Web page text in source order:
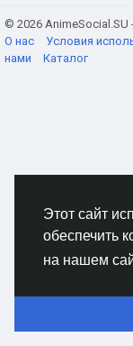
Этот сайт
обеспечить
на нашем
© 2026 AnimeSocial.SU
О нас
Условия
нами
Каталог